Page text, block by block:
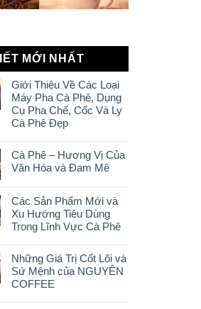
MỚI NHẤT
Giới Thiệu Về Các Loại
Máy Pha Cà Phê, Dụng
Cụ Pha Chế, Cốc Và Ly
Cà Phê Đẹp
Cà Phê – Hương Vị Của
Văn Hóa và Đam Mê
Các Sản Phẩm Mới và
Xu Hướng Tiêu Dùng
Trong Lĩnh Vực Cà Phê
Những Giá Trị Cốt Lõi và
Sứ Mệnh của NGUYÊN
COFFEE